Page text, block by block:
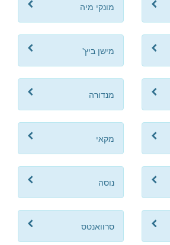
מונקי מיה
מישן ביץ'
מנדורה
מקאי
נוסה
סרוואנטס